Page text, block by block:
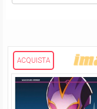
ACQUISTA